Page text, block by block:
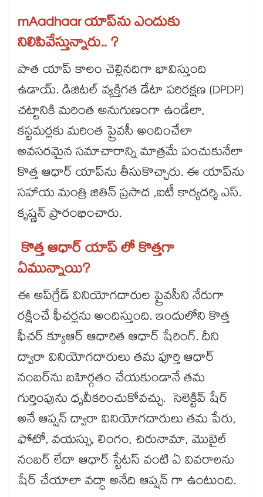
mAadhaar యాప్‌ను ఎందుకు
నిలిపివేస్తున్నారు.. ?
పాత యాప్ కాలం చెల్లినదిగా భావిస్తుంది
ఉడాయ్. డిజిటల్ వ్యక్తిగత డేటా పరిరక్షణ (DPDP)
చట్టానికి మరింత అనుగుణంగా ఉండేలా,
కస్టమర్లకు మరింత ప్రైవసీ అందించేలా
అవసరమైన సమాచారాన్ని మాత్రమే పంచుకునేలా
కొత్త ఆధార్ యాప్‌ను తీసుకొచ్చారు. ఈ యాప్‌ను
సహాయ మంత్రి జితిన్ ప్రసాద ,ఐటీ కార్యదర్శి ఎస్.
కృష్ణన్ ప్రారంభించారు.
కొత్త ఆధార్ యాప్ లో కొత్తగా
ఏమున్నాయి?
ఈ అప్‌గ్రేడ్ వినియోగదారుల ప్రైవసీని నేరుగా
రక్షించే ఫీచర్లను అందిస్తుంది. ఇందులోని కొత్త
ఫీచర్ క్యూఆర్ ఆధారిత ఆధార్ షేరింగ్. దీని
ద్వారా వినియోగదారులు తమ పూర్తి ఆధార్
నంబర్‌ను బహిర్గతం చేయకుండానే తమ
గుర్తింపును ధృవీకరించుకోవచ్చు. సెలెక్టివ్ షేర్
అనే ఆప్షన్ ద్వారా వినియోగదారులు తమ పేరు,
ఫోటో, వయస్సు, లింగం, చిరునామా, మొబైల్
నంబర్ లేదా ఆధార్ స్టేటస్ వంటి ఏ వివరాలను
షేర్ చేయాలా వద్దా అనేది ఆప్షన్ గా ఉంటుంది.